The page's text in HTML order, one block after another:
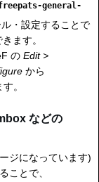
general-
・設定することで
ます。
の Edit >
から
。
などの
ジになっています)
ことで、